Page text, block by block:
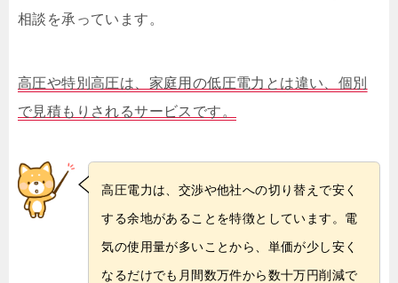
相談を承っています。
高圧や特別高圧は、家庭用の低圧電力とは違い、個別
で見積もりされるサービスです。
高圧電力は、交渉や他社への切り替えで安く
する余地があることを特徴としています。電
気の使用量が多いことから、単価が少し安く
なるだけでも月間数万件から数十万円削減で